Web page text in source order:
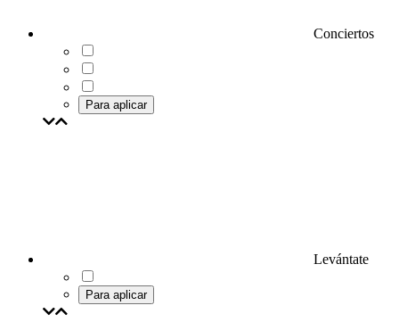
Conciertos
Para aplicar
Levántate
Para aplicar